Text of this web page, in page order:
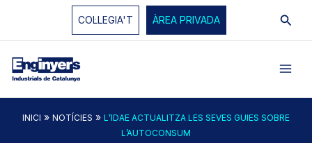
COL·LEGIA'T ÀREA PRIVADA
INICI » NOTÍCIES » L’IDAE ACTUALITZA LES SEVES GUIES SOBRE
L’AUTOCONSUM